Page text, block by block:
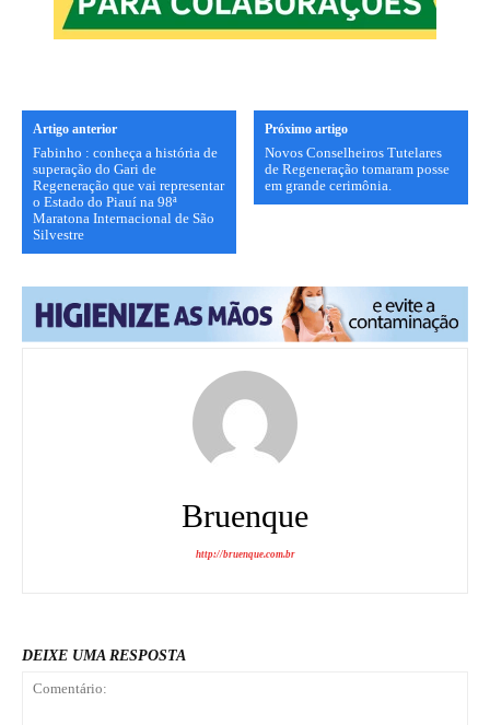
Artigo anterior
Fabinho : conheça a história de
superação do Gari de
Regeneração que vai representar
o Estado do Piauí na 98ª
Maratona Internacional de São
Silvestre
Próximo artigo
Novos Conselheiros Tutelares
de Regeneração tomaram posse
em grande cerimônia.
Bruenque
http://bruenque.com.br
DEIXE UMA RESPOSTA